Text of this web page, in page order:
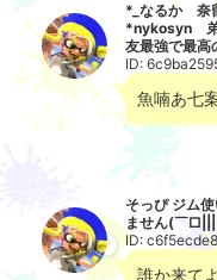
*_なるか
*nykosyn
友最強で最
ID:
魚喃あ七
そっぴ ジム
ません(￣
ID:
誰か来てよ